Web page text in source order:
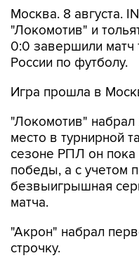
Москва. 8 августа.
"Локомотив" и
0:0 завершили матч
России по футболу.
Игра прошла в
"Локомотив" набрал
место в турнирной
сезоне РПЛ он
победы, а с учетом
безвыигрышная
матча.
"Акрон" набрал
строчку.